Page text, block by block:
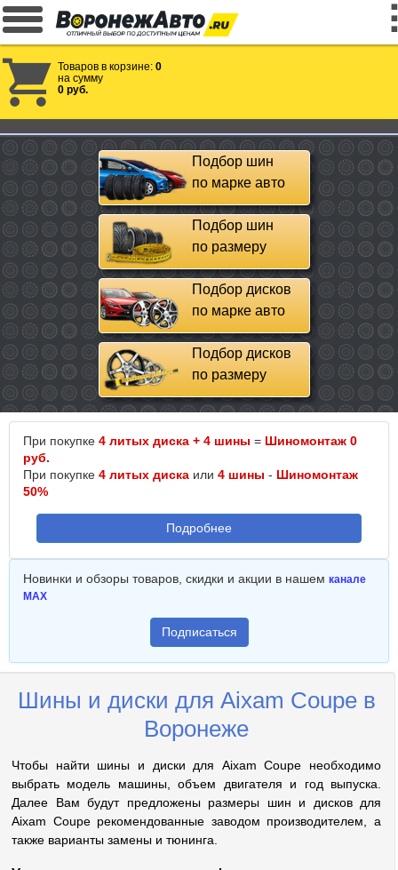
Товаров в корзине: 0
на сумму
0 руб.
Подбор шин
по марке авто
Подбор шин
по размеру
Подбор дисков
по марке авто
Подбор дисков
по размеру
При покупке 4 литых диска + 4 шины = Шиномонтаж 0
руб.
При покупке 4 литых диска или 4 шины - Шиномонтаж
50%
Подробнее
Новинки и обзоры товаров, скидки и акции в нашем канале
MAX
Подписаться
Шины и диски для Aixam Coupe в
Воронеже
Чтобы найти шины и диски для Aixam Coupe необходимо
выбрать модель машины, объем двигателя и год выпуска.
Далее Вам будут предложены размеры шин и дисков для
Aixam Coupe рекомендованные заводом производителем, а
также варианты замены и тюнинга.